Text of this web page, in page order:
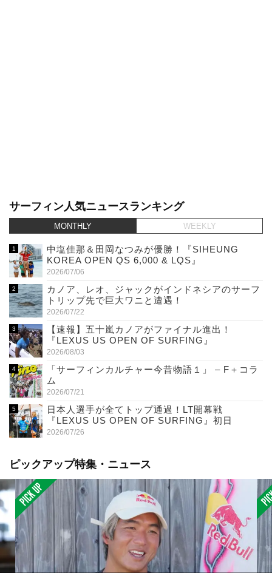
サーフィン人気ニュースランキング
MONTHLY WEEKLY
中塩佳那＆田岡なつみが優勝！『SIHEUNG
KOREA OPEN QS 6,000 & LQS』
2026/07/06
カノア、レオ、ジャックがインドネシアのサーフ
トリップ先で巨大ワニと遭遇！
2026/07/22
【速報】五十嵐カノアがファイナル進出！
『LEXUS US OPEN OF SURFING』
2026/08/03
「サーフィンカルチャー今昔物語１」 – F＋コラ
ム
2026/07/21
日本人選手が全てトップ通過！LT開幕戦
『LEXUS US OPEN OF SURFING』初日
2026/07/26
ピックアップ特集・ニュース